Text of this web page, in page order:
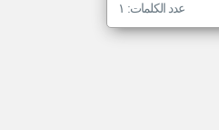
عدد الكلمات: ١